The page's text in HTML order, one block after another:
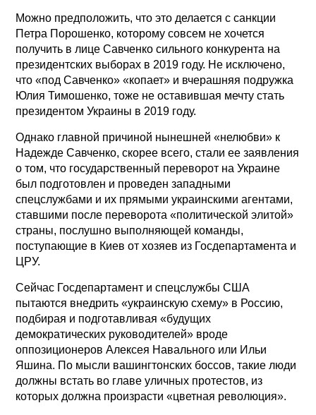
Можно предположить, что это делается с санкции
Петра Порошенко, которому совсем не хочется
получить в лице Савченко сильного конкурента на
президентских выборах в 2019 году. Не исключено,
что «под Савченко» «копает» и вчерашняя подружка
Юлия Тимошенко, тоже не оставившая мечту стать
президентом Украины в 2019 году.
Однако главной причиной нынешней «нелюбви» к
Надежде Савченко, скорее всего, стали ее заявления
о том, что государственный переворот на Украине
был подготовлен и проведен западными
спецслужбами и их прямыми украинскими агентами,
ставшими после переворота «политической элитой»
страны, послушно выполняющей команды,
поступающие в Киев от хозяев из Госдепартамента и
ЦРУ.
Сейчас Госдепартамент и спецслужбы США
пытаются внедрить «украинскую схему» в Россию,
подбирая и подготавливая «будущих
демократических руководителей» вроде
оппозиционеров Алексея Навального или Ильи
Яшина. По мысли вашингтонских боссов, такие люди
должны встать во главе уличных протестов, из
которых должна произрасти «цветная революция».